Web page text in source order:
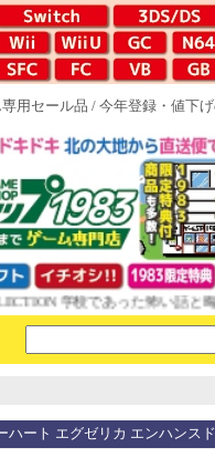
用セール品 / 今年登録・値下
学校であった怖い話と晦󠄀つ
ハート エグゼリカ エンハンス